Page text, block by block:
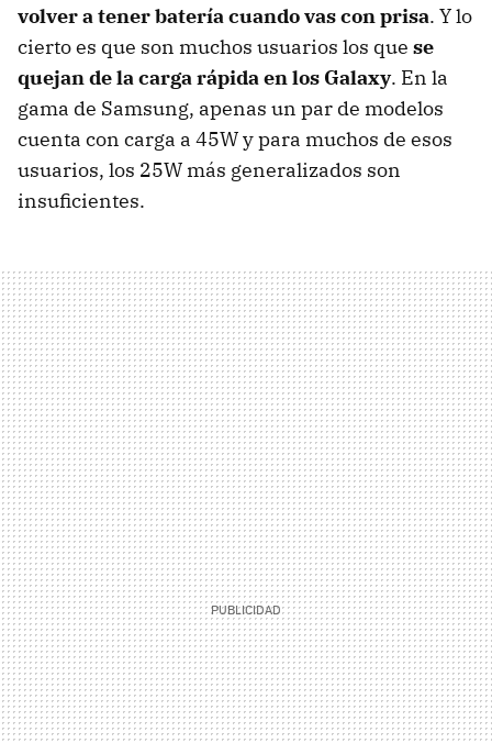
volver a tener batería cuando vas con prisa. Y lo
cierto es que son muchos usuarios los que se
quejan de la carga rápida en los Galaxy. En la
gama de Samsung, apenas un par de modelos
cuenta con carga a 45W y para muchos de esos
usuarios, los 25W más generalizados son
insuficientes.